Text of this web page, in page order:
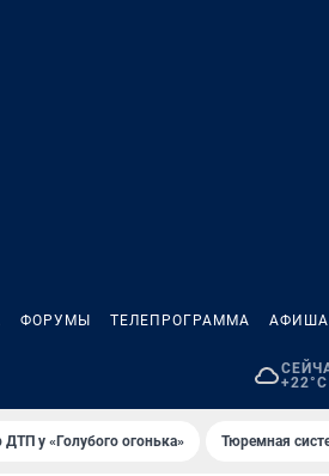
ФОРУМЫ ТЕЛЕПРОГРАММА АФИША
+22°C
ДТП у «Голубого огонька» Тюремная